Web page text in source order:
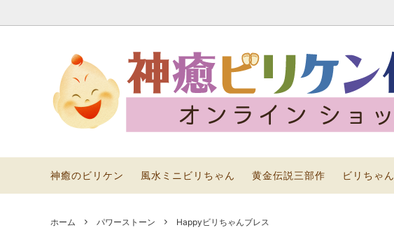
神癒のビリケン 風水ミニビリちゃん
パワーストーン 風水
年末年始 運気アップ アイテム 恋愛運
黄金伝説三部作
風水グッズで幸運を目指
イテム×引き寄せの法則～
神癒のビリケン 風水ミニビリちゃん 黄金伝説三部作 ビリちゃ
ホーム パワーストーン Happyビリちゃんブレス